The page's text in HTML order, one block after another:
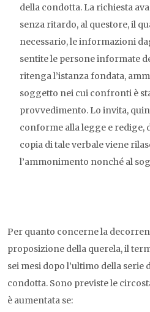
della condotta. La richiesta
senza ritardo, al questore, il
necessario, le informazioni
sentite le persone informate
ritenga l’istanza fondata,
soggetto nei cui confronti è
provvedimento. Lo invita,
conforme alla legge e redige,
copia di tale verbale viene
l’ammonimento nonché al
Per quanto concerne la
proposizione della querela, il
sei mesi dopo l’ultimo della
condotta. Sono previste le
è aumentata se: